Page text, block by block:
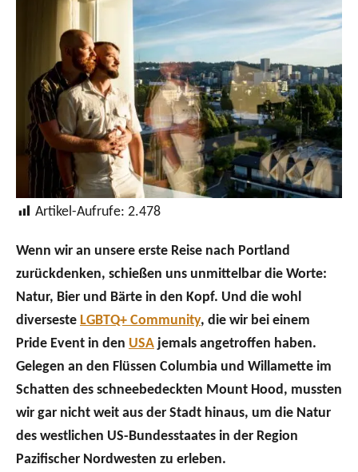
o
n
Artikel-Aufrufe: 2.478
Wenn wir an unsere erste Reise nach Portland
zurückdenken, schießen uns unmittelbar die Worte:
Natur, Bier und Bärte in den Kopf. Und die wohl
diverseste LGBTQ+ Community, die wir bei einem
Pride Event in den USA jemals angetroffen haben.
Gelegen an den Flüssen Columbia und Willamette im
Schatten des schneebedeckten Mount Hood, mussten
wir gar nicht weit aus der Stadt hinaus, um die Natur
des westlichen US-Bundesstaates in der Region
Pazifischer Nordwesten zu erleben.